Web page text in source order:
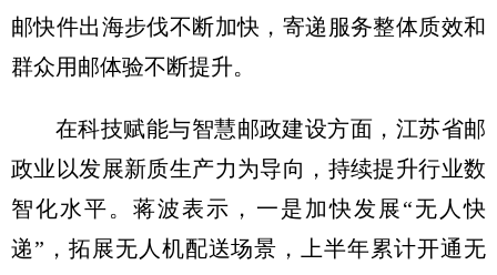
邮快件出海步伐不断加快，寄递服务整体质效和
群众用邮体验不断提升。
在科技赋能与智慧邮政建设方面，江苏省邮
政业以发展新质生产力为导向，持续提升行业数
智化水平。蒋波表示，一是加快发展“无人快
递”，拓展无人机配送场景，上半年累计开通无